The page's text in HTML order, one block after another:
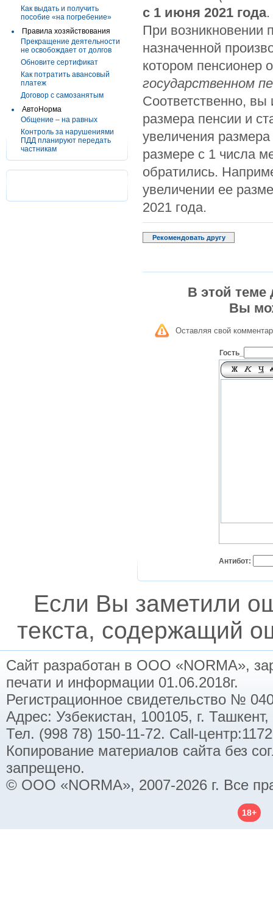
Как выдать и получить
пособие «на погребение»
Правила хозяйствования
Прекращение деятельности
не освобождает от долгов
Обновите сертификат
Как потратить авансовый
платеж
Договор с самозанятым
АвтоНорма
Общение – на равных
Контроль за нарушениями
ПДД планируют передать
частникам
с 1 июня 2021 года.
При возникновении
назначенной
котором пенсионер
государственном
Соответственно, вы
размера пенсии и
увеличения
размере с 1 числа
обратились.
увеличении ее
2021 года.
Рекомендовать другу
В этой теме
Вы
Оставляя свой
Гость_
Антибот:
Если Вы заметили
текста, содержащий
Сайт разработан в ООО «NORMA»,
печати и информации 01.06.2018г.
Регистрационное свидетельство №
Адрес: Узбекистан, 100105, г.
Тел. (998 78) 150-11-72. Call-
Копирование материалов сайта без
запрещено.
© ООО «NORMA», 2007-2026 г. Все
18+